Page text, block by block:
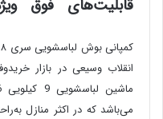
قابلیت‌های فوق
انقلاب وسیعی در بازار
می‌باشد که در اکثر منازل